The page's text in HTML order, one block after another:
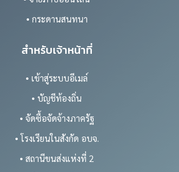
• กระดานสนทนา
สำหรับเจ้าหน้าที่
• เข้าสู่ระบบอีเมล์
• บัญชีท้องถิ่น
• จัดซื้อจัดจ้างภาครัฐ
• โรงเรียนในสังกัด อบจ.
• สถานีขนส่งแห่งที่ 2